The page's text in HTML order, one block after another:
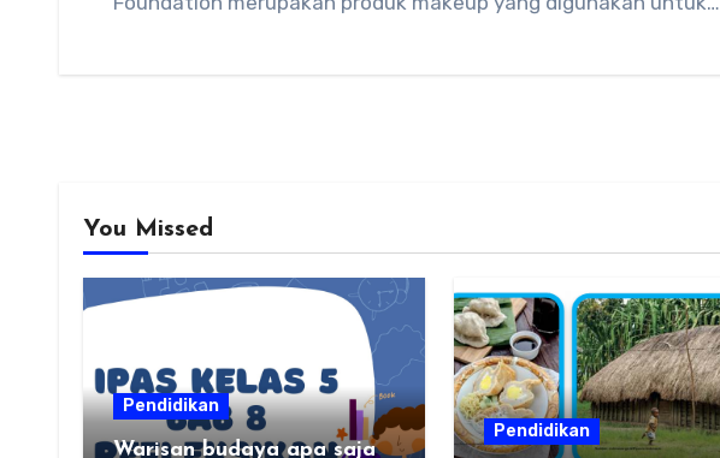
You Missed
Pendidikan
Warisan budaya apa saja
Pendidikan